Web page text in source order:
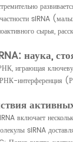
siRNA
сырья,
наука,
играющая ключевую
РНК-интерференция
включает
siRNA